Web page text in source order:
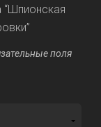
“Шпионская
поля